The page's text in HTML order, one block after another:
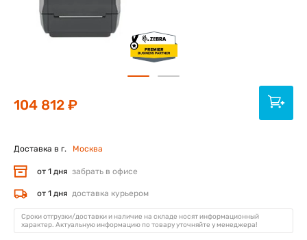
104 812 ₽
Доставка в г. Москва
от 1 дня забрать в офисе
от 1 дня доставка курьером
Сроки отгрузки/доставки и наличие на складе носят информационный
характер. Актуальную информацию по товару уточняйте у менеджера!